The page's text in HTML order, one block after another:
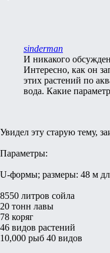
sinderman
И никакого
Интересно, как он
этих растений по
вода. Какие
Увидел эту старую тему,
Параметры:
U-формы; размеры: 48 м
8550 литров сойла
20 тонн лавы
78 коряг
46 видов растений
10,000 рыб 40 видов